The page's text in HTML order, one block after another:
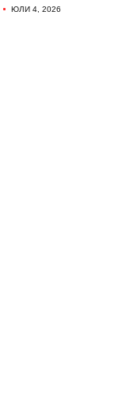
ЮЛИ 4, 2026